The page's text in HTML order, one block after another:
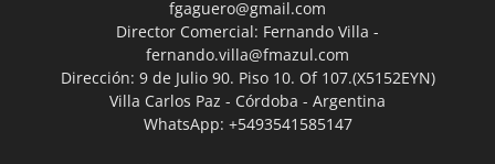
fgaguero@gmail.com
Director Comercial: Fernando Villa -
fernando.villa@fmazul.com
Dirección: 9 de Julio 90. Piso 10. Of 107.(X5152EYN)
Villa Carlos Paz - Córdoba - Argentina
WhatsApp: +5493541585147